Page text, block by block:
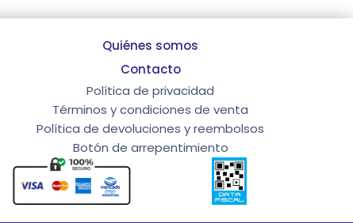
Quiénes somos
Contacto
Política de privacidad
Términos y condiciones de venta
Política de devoluciones y reembolsos
Botón de arrepentimiento